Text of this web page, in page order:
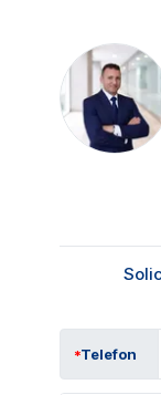
Telefon